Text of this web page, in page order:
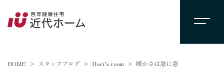
HOME スタッフブログ Nori’s room 暖かさは窓に窓